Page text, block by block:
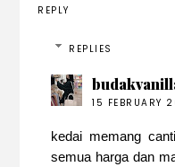
REPLY
REPLIES
15 FEBRUARY
kedai memang
semua harga dan